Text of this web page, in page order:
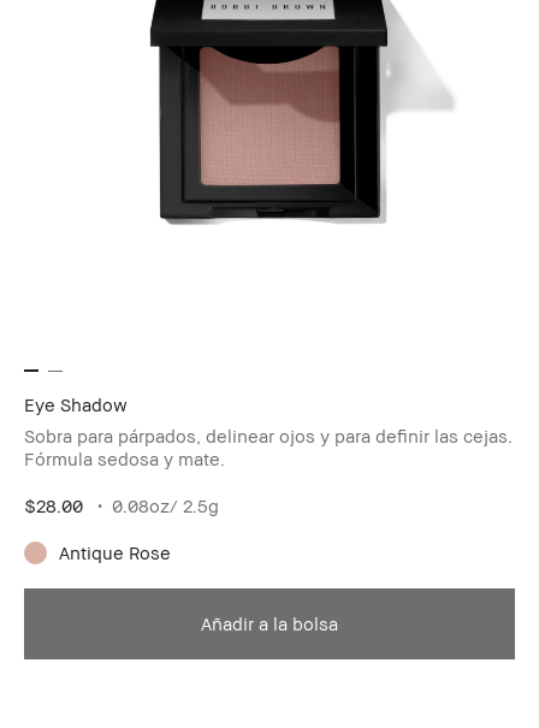
Eye Shadow
Sobra para párpados, delinear ojos y para definir las cejas.
Fórmula sedosa y mate.
$28.00 0.08oz/ 2.5g
Antique Rose
Añadir a la bolsa